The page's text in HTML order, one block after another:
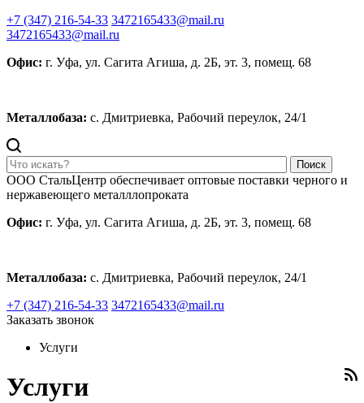
+7 (347) 216-54-33 3472165433@mail.ru
3472165433@mail.ru
Офис: г. Уфа, ул. Сагита Агиша, д. 2Б, эт. 3, помещ. 68
Металлобаза: с. Дмитриевка, Рабочий переулок, 24/1
Поиск
ООО СтальЦентр обеспечивает оптовые поставки черного и
нержавеющего металллопроката
Офис: г. Уфа, ул. Сагита Агиша, д. 2Б, эт. 3, помещ. 68
Металлобаза: с. Дмитриевка, Рабочий переулок, 24/1
+7 (347) 216-54-33 3472165433@mail.ru
Заказать звонок
Услуги
Услуги